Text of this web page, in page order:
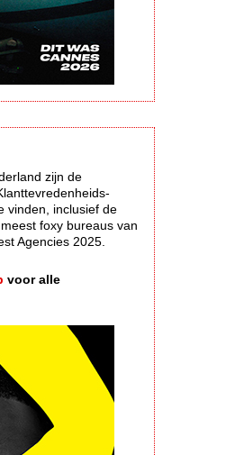
zijn de
vinden, inclusief de
foxy bureaus van
Agencies 2025.
voor alle